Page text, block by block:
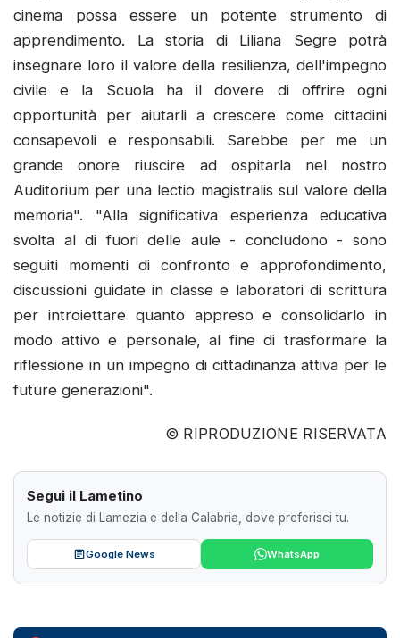
cinema possa essere un potente strumento di
apprendimento. La storia di Liliana Segre potrà
insegnare loro il valore della resilienza, dell'impegno
civile e la Scuola ha il dovere di offrire ogni
opportunità per aiutarli a crescere come cittadini
consapevoli e responsabili. Sarebbe per me un
grande onore riuscire ad ospitarla nel nostro
Auditorium per una lectio magistralis sul valore della
memoria". "Alla significativa esperienza educativa
svolta al di fuori delle aule - concludono - sono
seguiti momenti di confronto e approfondimento,
discussioni guidate in classe e laboratori di scrittura
per introiettare quanto appreso e consolidarlo in
modo attivo e personale, al fine di trasformare la
riflessione in un impegno di cittadinanza attiva per le
future generazioni".
© RIPRODUZIONE RISERVATA
Segui il Lametino
Le notizie di Lamezia e della Calabria, dove preferisci tu.
Google News WhatsApp